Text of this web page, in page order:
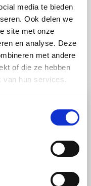
media te bieden
Ook delen we
site met onze
en analyse. Deze
met andere
of die ze hebben
van hun services.